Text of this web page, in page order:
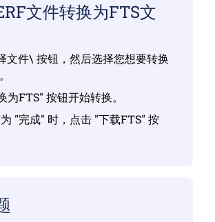
文件转换为FTS文
文件\ 按钮，然后选择您想要转换
为FTS" 按钮开始转换。
"完成" 时，点击 "下载FTS" 按